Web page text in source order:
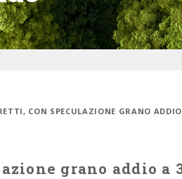
CON SPECULAZIONE GRANO
grano addio a